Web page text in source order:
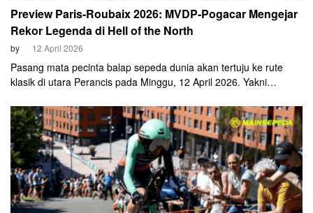
Preview Paris-Roubaix 2026: MVDP-Pogacar Mengejar
Rekor Legenda di Hell of the North
by 12 April 2026
Pasang mata pecinta balap sepeda dunia akan tertuju ke rute
klasik di utara Perancis pada Minggu, 12 April 2026. Yakni
dijuluki Hell of the North itu akan kembali menguji batas
ketahanan fisik dan keberuntungan para pembalap terbaik dunia
dalam menaklukkan jalur berbatu (cobblestones) paling ekstrem
di dunia. Tahun ini pertarungan Tadej Pogacar vs Mathieu van
der Poel kembali berlanjut.